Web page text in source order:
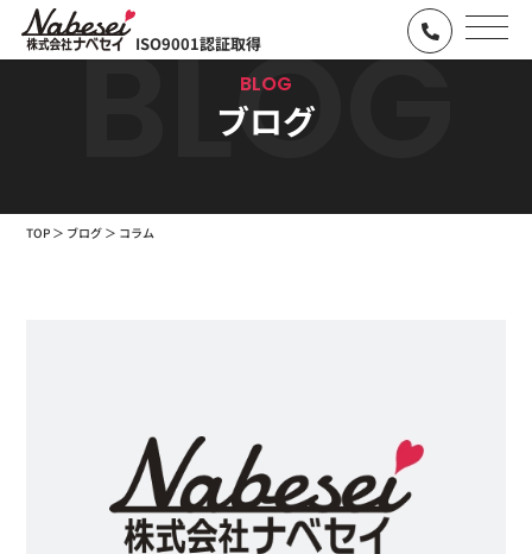
ISO9001認証取得
BLOG
BLOG
ブログ
TOP ブログ コラム